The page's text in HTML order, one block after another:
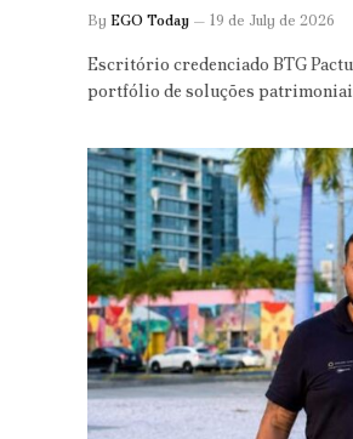
By EGO Today 19 de July de 2026
Escritório credenciado BTG
portfólio de soluções